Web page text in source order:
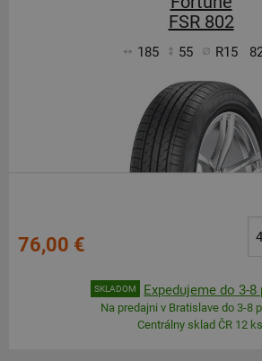
FSR 802
185 55 R15
76,00 €
SKLADOM Expedujeme do 3-8
Na predajni v Bratislave do 3-8
Centrálny sklad ČR 12